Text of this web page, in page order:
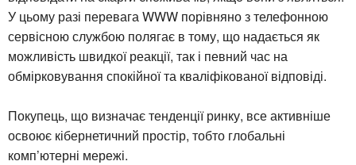
У цьому разі перевага WWW порівняно з телефонною
сервісною службою полягає в тому, що надається як
можливість швидкої реакції, так і певний час на
обмірковування спокійної та кваліфікованої відповіді.
Покупець, що визначає тенденції ринку, все активніше
освоює кібернетичний простір, тобто глобальні
комп’ютерні мережі.